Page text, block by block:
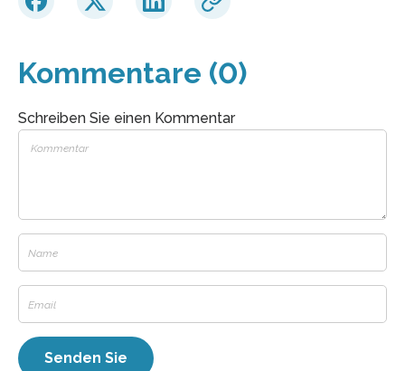
Kommentare (0)
Schreiben Sie einen Kommentar